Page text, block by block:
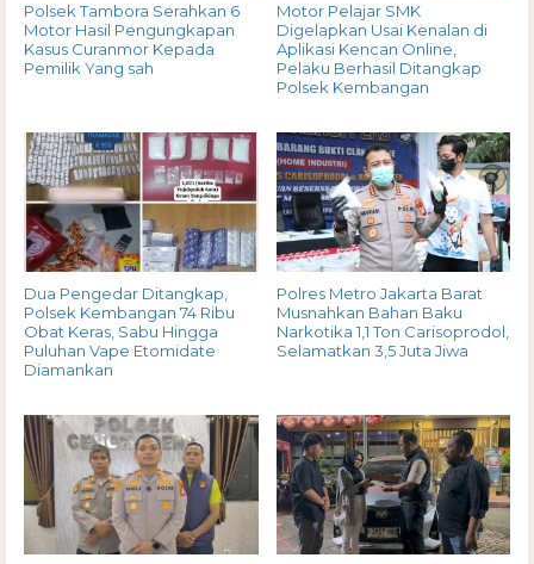
Polsek Tambora Serahkan 6
Motor Hasil Pengungkapan
Kasus Curanmor Kepada
Pemilik Yang sah
Motor Pelajar SMK
Digelapkan Usai Kenalan di
Aplikasi Kencan Online,
Pelaku Berhasil Ditangkap
Polsek Kembangan
Dua Pengedar Ditangkap,
Polsek Kembangan 74 Ribu
Obat Keras, Sabu Hingga
Puluhan Vape Etomidate
Diamankan
Polres Metro Jakarta Barat
Musnahkan Bahan Baku
Narkotika 1,1 Ton Carisoprodol,
Selamatkan 3,5 Juta Jiwa